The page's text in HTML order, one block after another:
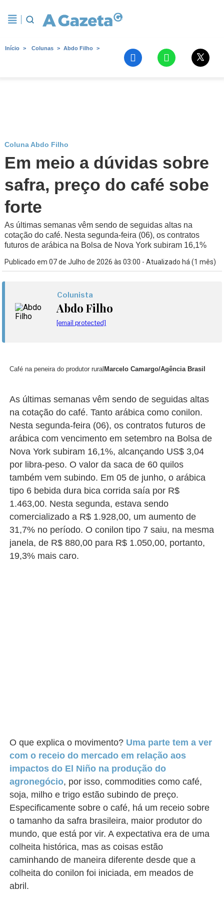
Início Colunas Abdo Filho
Coluna Abdo Filho
Em meio a dúvidas sobre
safra, preço do café sobe
forte
As últimas semanas vêm sendo de seguidas altas na
cotação do café. Nesta segunda-feira (06), os contratos
futuros de arábica na Bolsa de Nova York subiram 16,1%
Publicado em 07 de Julho de 2026 às 03:00 - Atualizado há (1 mês)
Colunista
Abdo Filho
[email protected]
Café na peneira do produtor rural Marcelo Camargo/Agência Brasil
As últimas semanas vêm sendo de seguidas altas
na cotação do café. Tanto arábica como conilon.
Nesta segunda-feira (06), os contratos futuros de
arábica com vencimento em setembro na Bolsa de
Nova York subiram 16,1%, alcançando US$ 3,04
por libra-peso. O valor da saca de 60 quilos
também vem subindo. Em 05 de junho, o arábica
tipo 6 bebida dura bica corrida saía por R$
1.463,00. Nesta segunda, estava sendo
comercializado a R$ 1.928,00, um aumento de
31,7% no período. O conilon tipo 7 saiu, na mesma
janela, de R$ 880,00 para R$ 1.050,00, portanto,
19,3% mais caro.
O que explica o movimento? Uma parte tem a ver
com o receio do mercado em relação aos
impactos do El Niño na produção do
agronegócio, por isso, commodities como café,
soja, milho e trigo estão subindo de preço.
Especificamente sobre o café, há um receio sobre
o tamanho da safra brasileira, maior produtor do
mundo, que está por vir. A expectativa era de uma
colheita histórica, mas as coisas estão
caminhando de maneira diferente desde que a
colheita do conilon foi iniciada, em meados de
abril.